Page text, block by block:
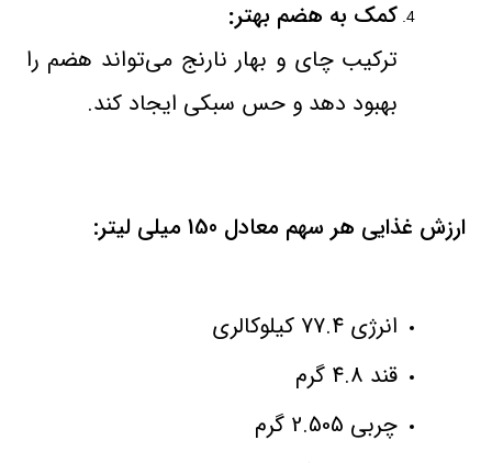
کمک به هضم بهتر:
ترکیب چای و بهار نارنج می‌تواند هضم را
بهبود دهد و حس سبکی ایجاد کند.
ارزش غذایی هر سهم معادل 150 میلی لیتر:
انرژی 77.4 کیلوکالری
قند 4.8 گرم
چربی 2.505 گرم